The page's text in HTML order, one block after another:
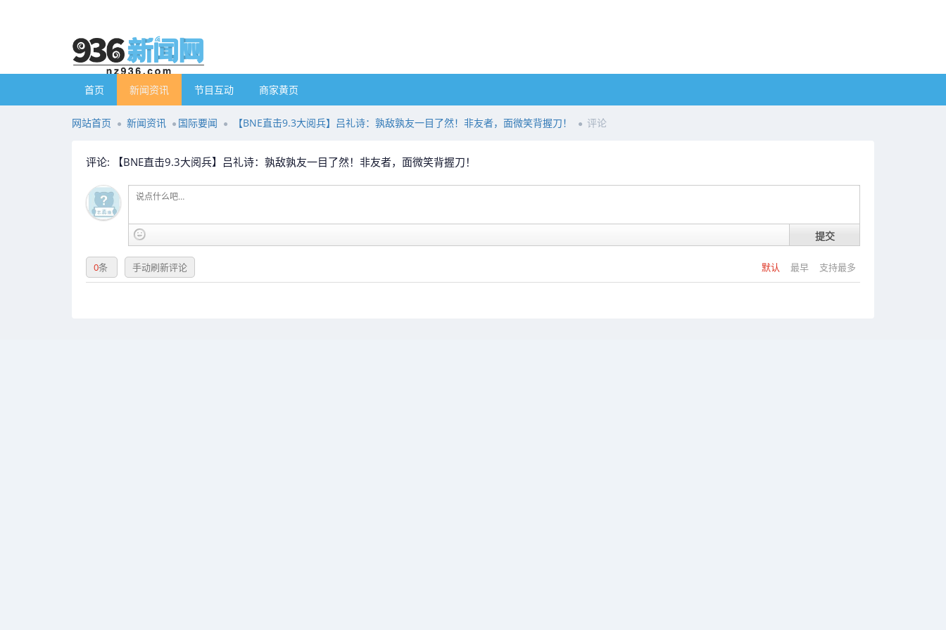
首页 新闻资讯 节目互动 商家黄页
网站首页 新闻资讯 国际要闻 【BNE直击9.3大阅兵】吕礼诗：孰敌孰友一目了然！非友者，面微笑背握刀！ 评论
评论: 【BNE直击9.3大阅兵】吕礼诗：孰敌孰友一目了然！非友者，面微笑背握刀！
提交
默认 最早 支持最多
0条 手动刷新评论